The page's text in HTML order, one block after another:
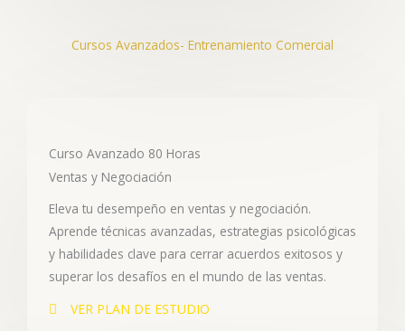
Cursos Avanzados- Entrenamiento Comercial
Curso Avanzado 80 Horas
Ventas y Negociación
Eleva tu desempeño en ventas y negociación.
Aprende técnicas avanzadas, estrategias psicológicas
y habilidades clave para cerrar acuerdos exitosos y
superar los desafíos en el mundo de las ventas.
VER PLAN DE ESTUDIO